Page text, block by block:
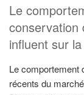
Le
conservation
influent sur
Le comportement
récents du